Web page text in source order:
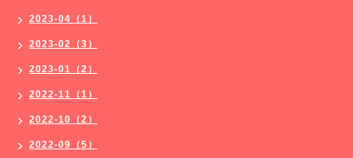
2023-04（1）
2023-02（3）
2023-01（2）
2022-11（1）
2022-10（2）
2022-09（5）